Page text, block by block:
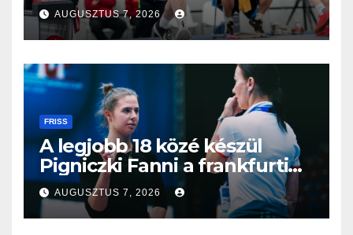
AUGUSZTUS 7, 2026
FRISS
A legjobb 18 közé készül
Pigniczki Fanni a frankfurti
világbajnokságon
AUGUSZTUS 7, 2026